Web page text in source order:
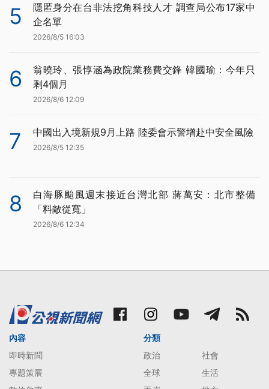
5
隱匿身分在台非法挖角科技人才 調查局公布17家中
企名單
2026/8/5 16:03
6
翁曉玲、張惇涵為政院業務費交鋒 韓國瑜：今年只
剩4個月
2026/8/6 12:09
7 中國出入境新規9月上路 陸委會示警增赴中安全風險
2026/8/5 12:35
8
白海豚颱風週末接近台灣北部 蔣萬安：北市整備
「料敵從寬」
2026/8/6 12:34
內容
即時新聞
專題策展
分類
政治
社會
全球
生活